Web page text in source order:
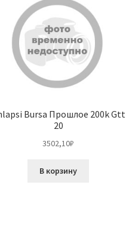
Bursa Прошлое 200k Gtt
20
3502,10₽
В корзину